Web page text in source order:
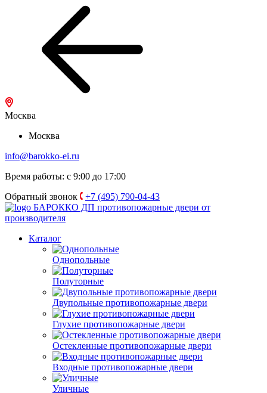
Москва
Москва
info@barokko-ei.ru
Время работы: с 9:00 до 17:00
Обратный звонок
+7 (495) 790-04-43
БАРОККО ДП противопожарные двери от
производителя
Каталог
Однопольные
Полуторные
Двупольные противопожарные двери
Глухие противопожарные двери
Остекленные противопожарные двери
Входные противопожарные двери
Уличные